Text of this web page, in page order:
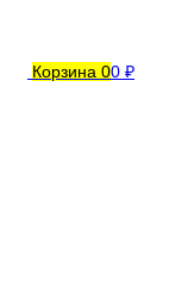
Корзина 00 ₽